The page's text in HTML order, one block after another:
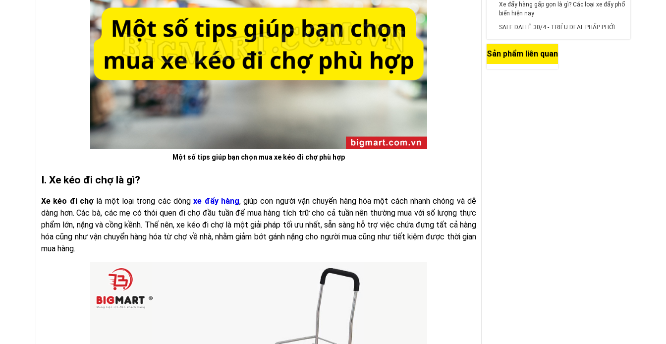
Một số tips giúp bạn chọn mua xe kéo đi chợ phù hợp
I. Xe kéo đi chợ là gì?
Xe kéo đi chợlà một loại trong các dòngxe đẩy hàng, giúp con người vận chuyển hàng hóa một cách nhanh chóng và dễ
dàng hơn. Các bà, các mẹ có thói quen đi chợ đầu tuần để mua hàng tích trữ cho cả tuần nên thường mua với số lượng thực
phẩm lớn, nặng và cồng kềnh. Thế nên, xe kéo đi chợ là một giải pháp tối ưu nhất, sẵn sàng hỗ trợ việc chứa đựng tất cả hàng
hóa cũng như vận chuyển hàng hóa từ chợ về nhà, nhằm giảm bớt gánh nặng cho người mua cũng như tiết kiệm được thời gian
mua hàng.
Xe đẩy hàng gấp gọn là gì? Các loại xe đẩy phổ
biến hiện nay
SALE ĐẠI LỄ 30/4 - TRIỆU DEAL PHẤP PHỚI
Sản phẩm liên quan